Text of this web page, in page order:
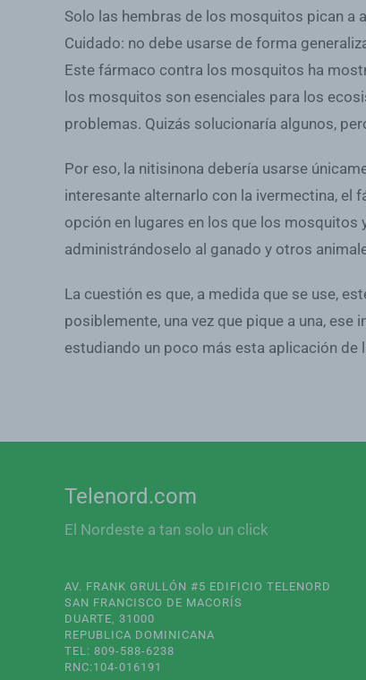
Solo las hembras de los mosquitos pican a
Cuidado: no debe usarse de forma
Este fármaco contra los mosquitos ha
los mosquitos son esenciales para los
problemas. Quizás solucionaría algunos,
Por eso, la nitisinona debería usarse
interesante alternarlo con la ivermectina, el
opción en lugares en los que los mosquitos
administrándoselo al ganado y otros
La cuestión es que, a medida que se use,
posiblemente, una vez que pique a una,
estudiando un poco más esta aplicación
Telenord.com
El Nordeste a tan solo un click
AV. FRANK GRULLÓN #5 EDIFICIO TELENORD
SAN FRANCISCO DE MACORÍS
DUARTE, 31000
REPUBLICA DOMINICANA
TEL: 809-588-6238
RNC:104-016191